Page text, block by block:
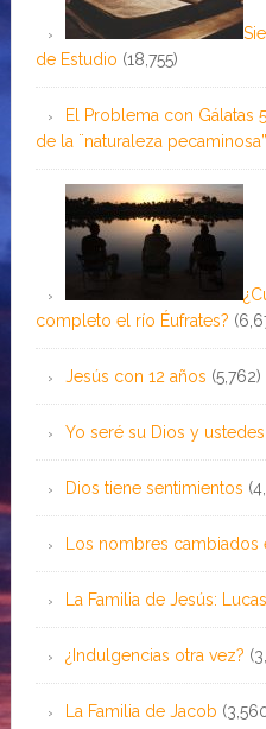
de Estudio (18,755)
El Problema con Gálatas
de la ¨naturaleza pecaminosa”
completo el río Éufrates?
Jesús con 12 años (5,762)
Yo seré su Dios y
Dios tiene sentimientos
Los nombres cambiados
La Familia de Jesús:
¿Indulgencias otra vez?
La Familia de Jacob